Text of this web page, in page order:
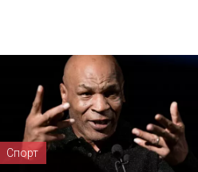
Спорт